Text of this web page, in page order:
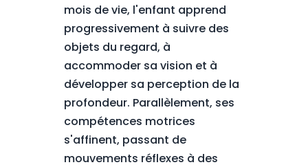
mois de vie, l'enfant apprend
progressivement à suivre des
objets du regard, à
accommoder sa vision et à
développer sa perception de la
profondeur. Parallèlement, ses
compétences motrices
s'affinent, passant de
mouvements réflexes à des